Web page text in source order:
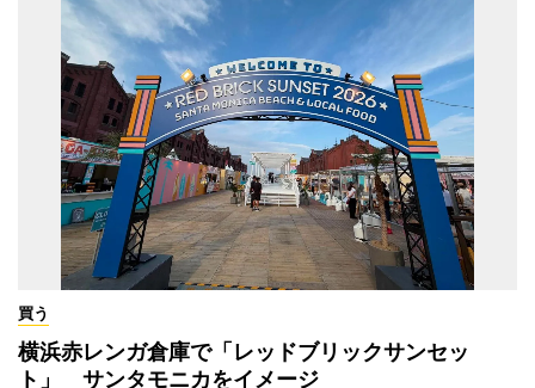
買う
横浜赤レンガ倉庫で「レッドブリックサンセッ
ト」 サンタモニカをイメージ